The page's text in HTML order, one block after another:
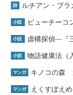
詩 ルチアン・ブ
小説 ビューチーコ
小説 虚構探偵―『
小説 物語健康法（
マンガ キノコの森
マンガ えくすぽえ